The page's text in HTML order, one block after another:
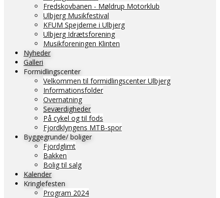
Fredskovbanen - Møldrup Motorklub
Ulbjerg Musikfestival
KFUM Spejderne i Ulbjerg
Ulbjerg Idrætsforening
Musikforeningen Klinten
Nyheder
Galleri
Formidlingscenter
Velkommen til formidlingscenter Ulbjerg
Informationsfolder
Overnatning
Seværdigheder
På cykel og til fods
Fjordklyngens MTB-spor
Byggegrunde/ boliger
Fjordglimt
Bakken
Bolig til salg
Kalender
Kringlefesten
Program 2024